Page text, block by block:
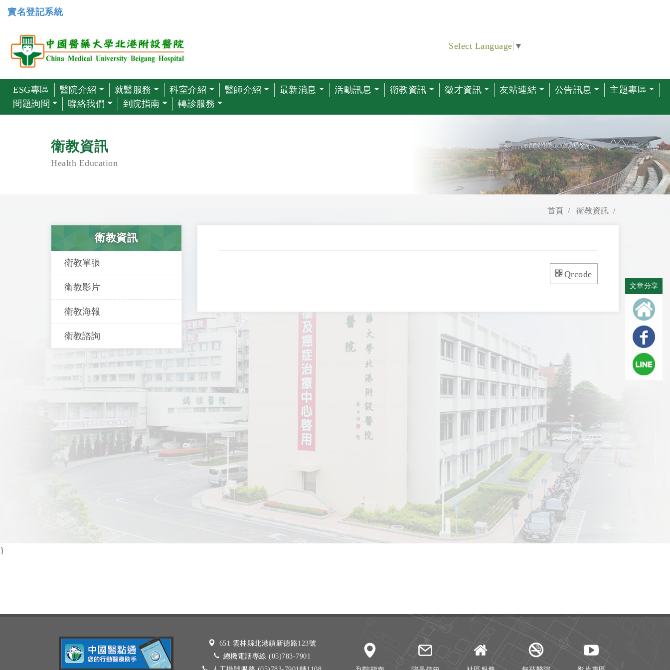
實名登記系統
Select Language ▼
ESG專區 醫院介紹 就醫服務 科室介紹 醫師介紹 最新消息 活動訊息 衛教資訊 徵才資訊 友站連結 公告訊息
主題專區
問題詢問
聯絡我們 到院指南 轉診服務
衛教資訊
Health Education
首頁 衛教資訊
衛教資訊
衛教單張
衛教影片
衛教海報
衛教諮詢
文章分享
Qrcode
}
651 雲林縣北港鎮新德路123號
總機電話專線 (05)783-7901